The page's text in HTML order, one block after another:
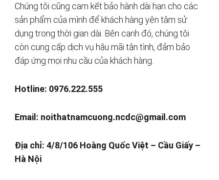
Chúng tôi cũng cam kết bảo hành dài hạn cho các
sản phẩm của mình để khách hàng yên tâm sử
dụng trong thời gian dài. Bên cạnh đó, chúng tôi
còn cung cấp dịch vụ hậu mãi tận tình, đảm bảo
đáp ứng mọi nhu cầu của khách hàng.
Hotline: 0976.222.555
Email: noithatnamcuong.ncdc@gmail.com
Địa chỉ: 4/8/106 Hoàng Quốc Việt – Cầu Giấy –
Hà Nội